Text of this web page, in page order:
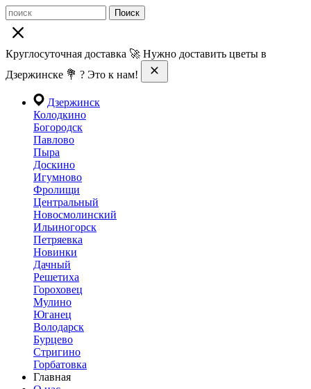
Поиск
Круглосуточная доставка 🚀 Нужно доставить цветы в
Дзержинске 💐 ? Это к нам!
Дзержинск
Колодкино
Богородск
Павлово
Пыра
Доскино
Игумново
Фролищи
Центральный
Новосмолинский
Ильиногорск
Петряевка
Новинки
Дачный
Решетиха
Гороховец
Мулино
Юганец
Володарск
Бурцево
Стригино
Горбатовка
Главная